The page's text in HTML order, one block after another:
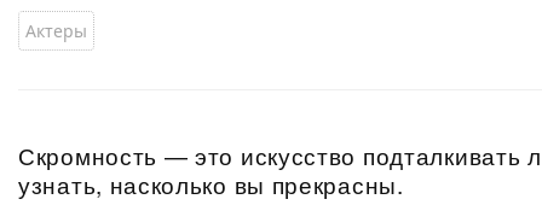
Актеры
Скромность — это искусство подталкивать
узнать, насколько вы прекрасны.